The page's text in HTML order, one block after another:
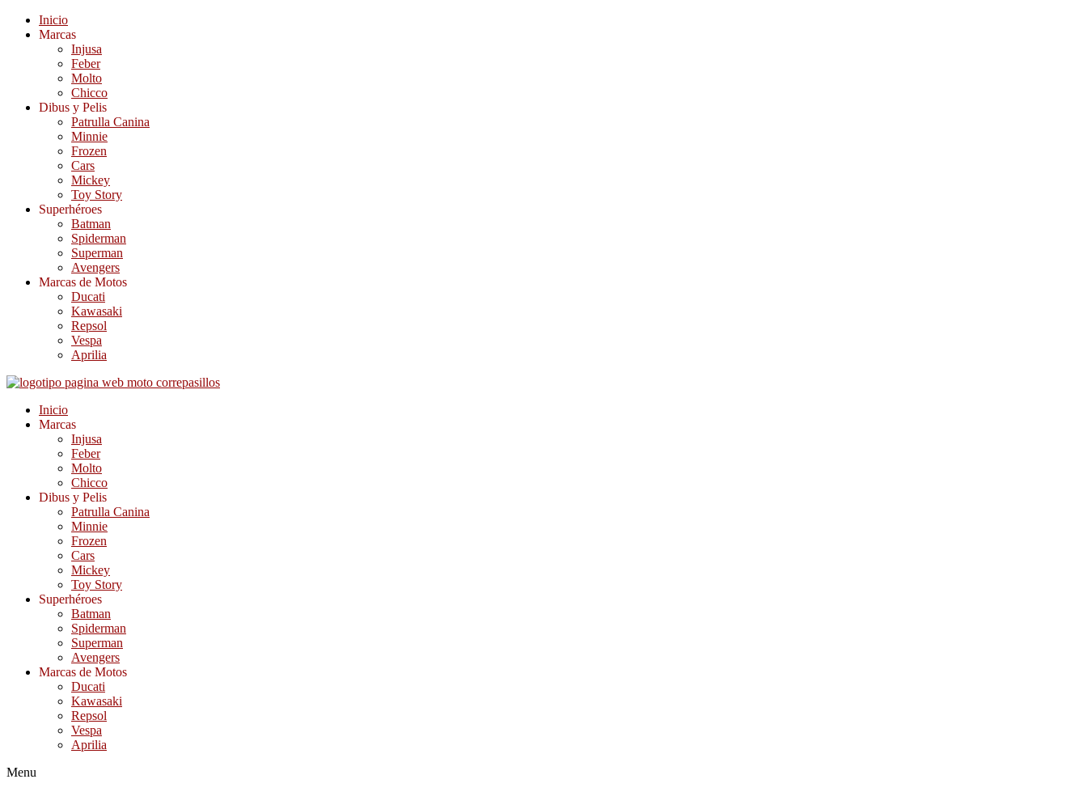
Inicio
Marcas
Injusa
Feber
Molto
Chicco
Dibus y Pelis
Patrulla Canina
Minnie
Frozen
Cars
Mickey
Toy Story
Superhéroes
Batman
Spiderman
Superman
Avengers
Marcas de Motos
Ducati
Kawasaki
Repsol
Vespa
Aprilia
Inicio
Marcas
Injusa
Feber
Molto
Chicco
Dibus y Pelis
Patrulla Canina
Minnie
Frozen
Cars
Mickey
Toy Story
Superhéroes
Batman
Spiderman
Superman
Avengers
Marcas de Motos
Ducati
Kawasaki
Repsol
Vespa
Aprilia
Menu